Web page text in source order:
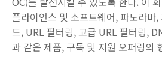
플라이언스 및 소프트웨어, 파노라마
드, URL 필터링, 고급 URL 필터링,
과 같은 제품, 구독 및 지원 오퍼링의